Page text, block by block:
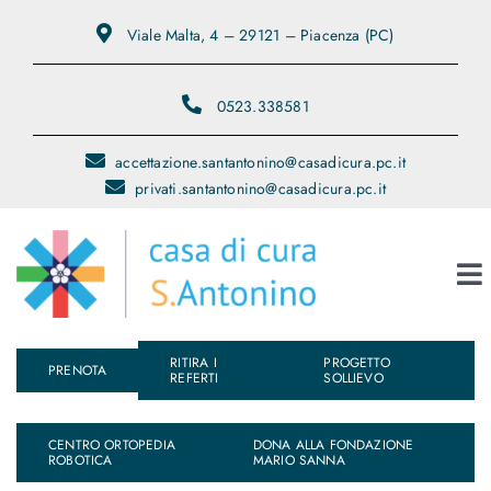
Viale Malta, 4 – 29121 – Piacenza (PC)
0523.338581
accettazione.santantonino@casadicura.pc.it
privati.santantonino@casadicura.pc.it
Chi Siamo
Servizi
PRENOTA RITIRA I
REFERTI
PROGETTO
SOLLIEVO
CENTRO ORTOPEDIA
ROBOTICA
DONA ALLA FONDAZIONE
MARIO SANNA